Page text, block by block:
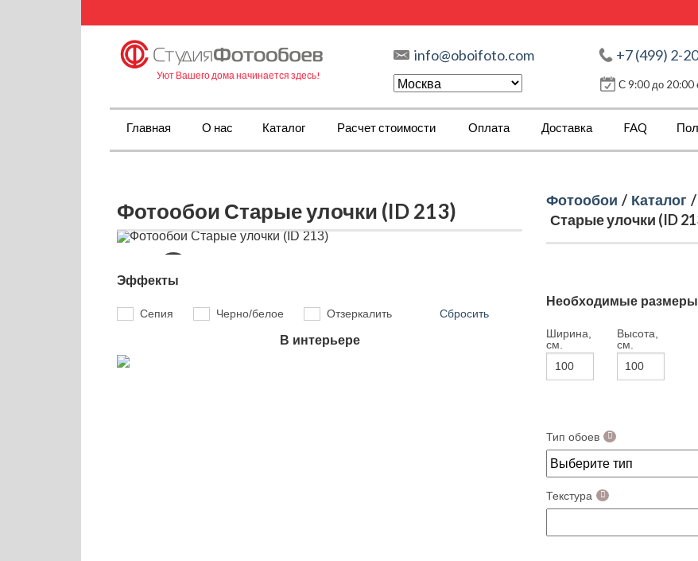
Уют Вашего дома начинается здесь!
info@oboifoto.com +7 (499) 2-
С 9:00 до 20:00
Главная О нас Каталог Расчет стоимости Оплата Доставка FAQ
Фотообои Старые улочки (ID 213)
Эффекты
Сепия Черно/белое Отзеркалить Сбросить
В интерьере
Фотообои / Каталог /
Старые улочки (ID
Необходимые размеры
Ширина,
см.
Высота,
см.
Тип обоев
Текстура